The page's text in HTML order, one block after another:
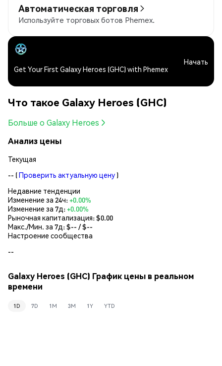
Автоматическая торговля
Используйте торговых ботов Phemex.
Get Your First Galaxy Heroes (GHC) with Phemex
Начать
Что такое Galaxy Heroes (GHC)
Больше о Galaxy Heroes
Анализ цены
Текущая
-- (Проверить актуальную цену )
Недавние тенденции
Изменение за 24ч:+0.00%
Изменение за 7д:+0.00%
Рыночная капитализация:$0.00
Макс./Мин. за 7д: $-- / $--
Настроение сообщества
--
Galaxy Heroes (GHC) График цены в реальном
времени
1D 7D 1M 3M 1Y YTD